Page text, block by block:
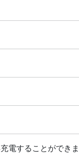
電することができ